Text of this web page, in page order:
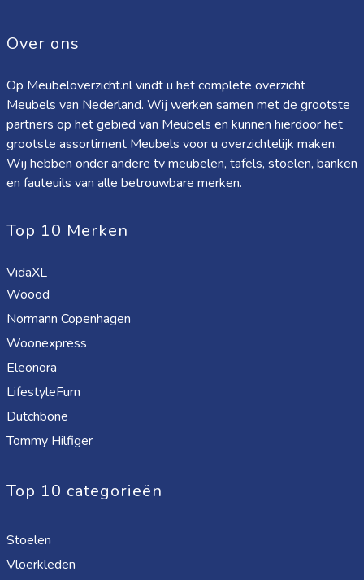
Over ons
Op Meubeloverzicht.nl vindt u het complete overzicht
Meubels van Nederland. Wij werken samen met de grootste
partners op het gebied van Meubels en kunnen hierdoor het
grootste assortiment Meubels voor u overzichtelijk maken.
Wij hebben onder andere tv meubelen, tafels, stoelen, banken
en fauteuils van alle betrouwbare merken.
Top 10 Merken
VidaXL
Woood
Normann Copenhagen
Woonexpress
Eleonora
LifestyleFurn
Dutchbone
Tommy Hilfiger
Top 10 categorieën
Stoelen
Vloerkleden